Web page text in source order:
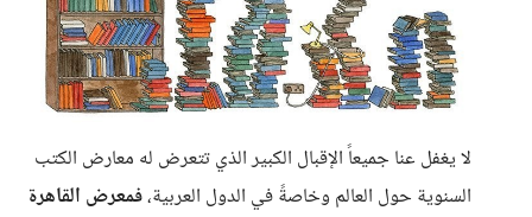
لا يغفل عنا جميعاً الإقبال الكبير الذي تتعرض له معارض الكتب
السنوية حول العالم وخاصةً في الدول العربية،فمعرض القاهرة